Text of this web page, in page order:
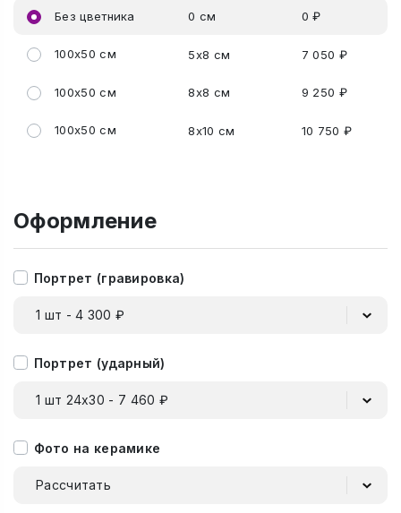
Без цветника 0 см 0 ₽
100x50 см 5x8 см 7 050 ₽
100x50 см 8x8 см 9 250 ₽
100x50 см 8x10 см 10 750 ₽
Оформление
Портрет (гравировка)
1 шт - 4 300 ₽
Портрет (ударный)
1 шт 24х30 - 7 460 ₽
Фото на керамике
Рассчитать